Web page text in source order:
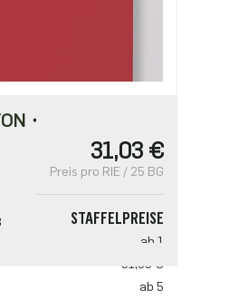
・
31,03 €
Preis pro RIE / 25 BG
STAFFELPREISE
ab 1
31,03 €
ab 5